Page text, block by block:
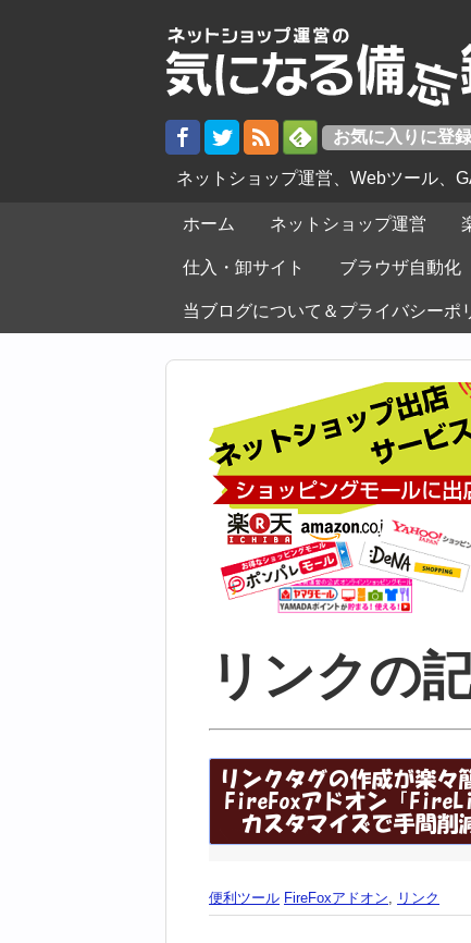
ネットショップ運営、Webツール、
ホーム ネットショップ運営
仕入・卸サイト ブラウザ自動化
当ブログについて＆プライバシーポ
リンクの
便利ツール FireFoxアドオン, リンク